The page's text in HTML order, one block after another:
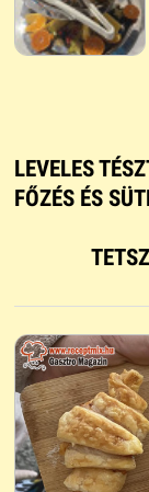
LEVELES
FŐZÉS ÉS